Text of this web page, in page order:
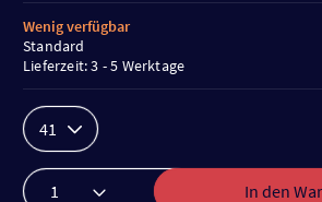
41
In den
Wenig verfügbar
Standard
Lieferzeit: 3 - 5 Werktage